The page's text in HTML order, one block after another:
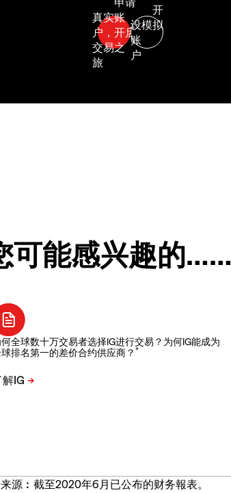
可能感兴趣的……
何全球数十万交易者选择IG进行交易？为何IG能成为
排名第一的差价合约供应商？*
源︰截至2020年6月已公布的财务報表。